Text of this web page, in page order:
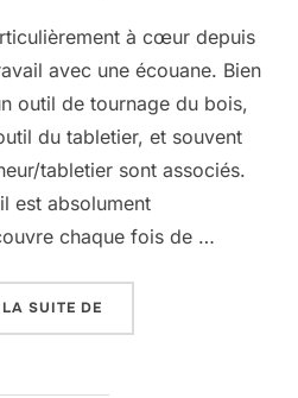
à cœur depuis
avec une écouane. Bien
outil de tournage du bois,
du tabletier, et souvent
tabletier sont associés.
est absolument
chaque fois de …
SUITE DE